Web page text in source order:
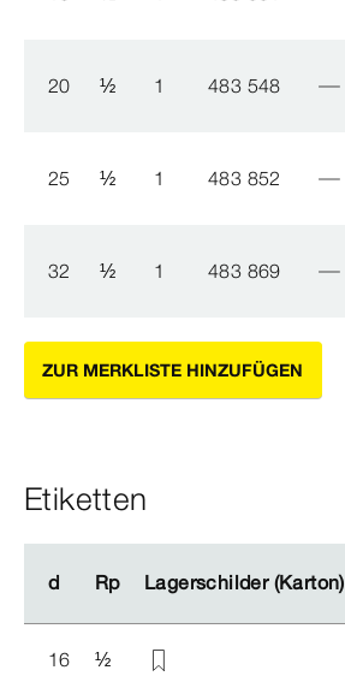
20 ½ 1 483 548
25 ½ 1 483 852
32 ½ 1 483 869
ZUR MERKLISTE HINZUFÜGEN
Etiketten
d Rp Lagerschilder (Karton)
d Rp Lagerschilder (Karton)
16 ½